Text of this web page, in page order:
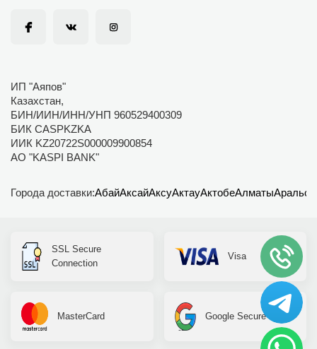
ИП "Аяпов"
Казахстан,
БИН/ИИН/ИНН/УНП 960529400309
БИК CASPKZKA
ИИК KZ20722S000009900854
АО "KASPI BANK"
Города доставки:АбайАксайАксуАктауАктобеАлматыАральск
SSL Secure
Connection
Visa
MasterCard Google Secure